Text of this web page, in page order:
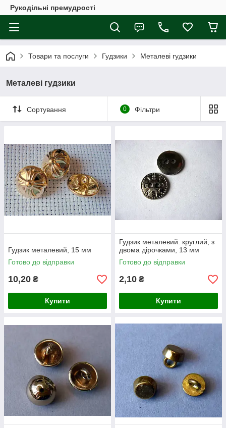
Рукодільні премудрості
Товари та послуги Гудзики Металеві гудзики
Металеві гудзики
Сортування 0 Фільтри
Гудзик металевий, 15 мм
Готово до відправки
10,20 ₴
Купити
Гудзик металевий. круглий, з
двома дірочками, 13 мм
Готово до відправки
2,10 ₴
Купити